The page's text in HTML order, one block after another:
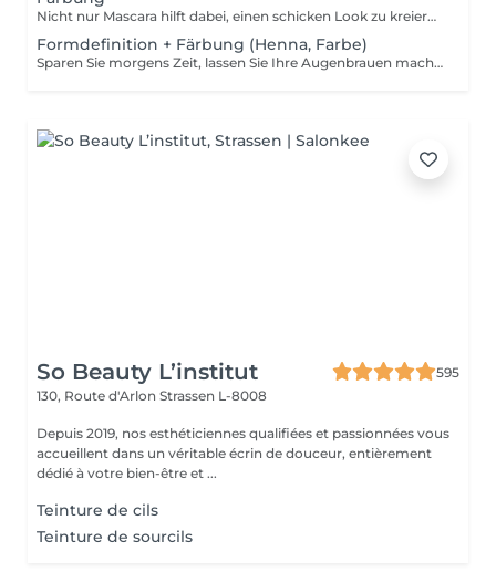
Nicht nur Mascara hilft dabei, einen schicken Look zu kreieren, sondern auch das Färben Ihrer Wimpern! Wie wird das Wimpern färben durchgeführt? - Wimpern werden gewaschen - Augencreme wird aufgetragen - Klebeband und die Patches werden aufgetragen - färben - Klebeband und die Patches werden entfernt Altersbeschränkungen: empfohlenes Mindestalter ab 14 Jahren. Empfehlungen nach dem Eingriff: die Wimpern 24 Stunden nach dem Eingriff nicht nass machen. Frequenz: einmal in 2-3 Wochen.
Formdefinition + Färbung (Henna, Farbe)
Sparen Sie morgens Zeit, lassen Sie Ihre Augenbrauen machen! Wie wird die Formgebung und das Färben durchgeführt? - Beratung (um die perfekte Form und Farbe zu besprechen) - Vorbereitung (Augenbrauen werden gewaschen und markiert) - wachsen (Überschüssige Haare werden mit Wachs entfernt) - zupfen (Überschüssige Haare werden mit einer Pinzette entfernt) - färben (Farbe oder Henna wird aufgetragen) - Überschüssige Farbe wird entfernt - Antiseptikum und Creme werden aufgetragen Altersbeschränkungen: empfohlenes Mindestalter ab 14 Jahren. Empfehlungen nach dem Eingriff: die Augenbrauen 12 Stunden lang nicht waschen und kein Make-up auftragen. Frequenz: einmal in 3-4 Wochen.
So Beauty L’institut
595
130, Route d'Arlon Strassen L-8008
Depuis 2019, nos esthéticiennes qualifiées et passionnées vous
accueillent dans un véritable écrin de douceur, entièrement
dédié à votre bien-être et ...
Teinture de cils
Teinture de sourcils